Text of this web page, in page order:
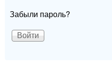
Забыли пароль?